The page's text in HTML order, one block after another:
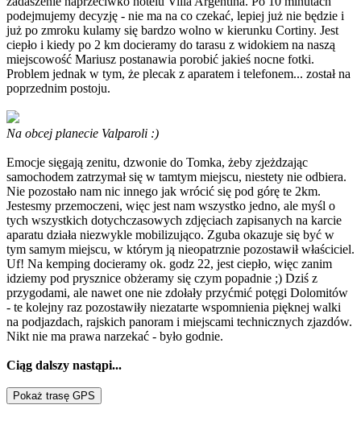
podejmujemy decyzję - nie ma na co czekać, lepiej już nie będzie i
już po zmroku kulamy się bardzo wolno w kierunku Cortiny. Jest
ciepło i kiedy po 2 km docieramy do tarasu z widokiem na naszą
miejscowość Mariusz postanawia porobić jakieś nocne fotki.
Problem jednak w tym, że plecak z aparatem i telefonem... został na
poprzednim postoju.
Na obcej planecie Valparoli :)
Emocje sięgają zenitu, dzwonie do Tomka, żeby zjeżdzając
samochodem zatrzymał się w tamtym miejscu, niestety nie odbiera.
Nie pozostało nam nic innego jak wrócić się pod górę te 2km.
Jestesmy przemoczeni, więc jest nam wszystko jedno, ale myśl o
tych wszystkich dotychczasowych zdjęciach zapisanych na karcie
aparatu działa niezwykle mobilizująco. Zguba okazuje się być w
tym samym miejscu, w którym ją nieopatrznie pozostawił właściciel.
Uf! Na kemping docieramy ok. godz 22, jest ciepło, więc zanim
idziemy pod prysznice obżeramy się czym popadnie ;) Dziś z
przygodami, ale nawet one nie zdołały przyćmić potęgi Dolomitów
- te kolejny raz pozostawiły niezatarte wspomnienia pięknej walki
na podjazdach, rajskich panoram i miejscami technicznych zjazdów.
Nikt nie ma prawa narzekać - było godnie.
Ciąg dalszy nastąpi...
Pokaż trasę GPS